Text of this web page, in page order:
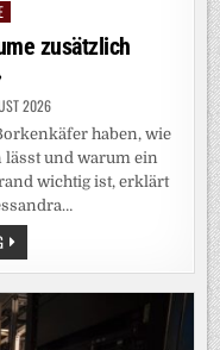
zusätzlich
2026
haben, wie
und warum ein
wichtig ist, erklärt
«WALDBRÄNDE
KÖNNEN
BÄUME
ZUSÄTZLICH
STRESSEN.»